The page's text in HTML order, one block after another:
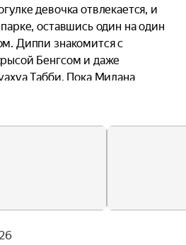
девочка отвлекается, и
оставшись один на один
Диппи знакомится с
Бенгсом и даже
Табби. Пока Милана
песика, Диппи ждут
героем, способным